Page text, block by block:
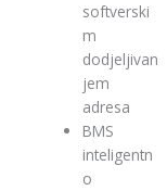
softverski
m
dodjeljivan
jem
adresa
BMS
inteligentn
o